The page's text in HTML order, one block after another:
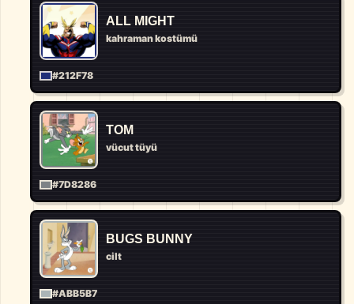
ALL MIGHT
kahraman kostümü
#212F78
TOM
vücut tüyü
#7D8286
BUGS BUNNY
cilt
#ABB5B7